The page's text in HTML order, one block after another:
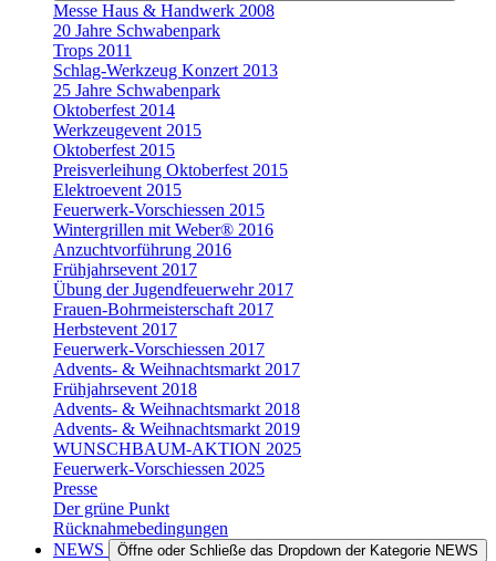
Messe Haus & Handwerk 2008
20 Jahre Schwabenpark
Trops 2011
Schlag-Werkzeug Konzert 2013
25 Jahre Schwabenpark
Oktoberfest 2014
Werkzeugevent 2015
Oktoberfest 2015
Preisverleihung Oktoberfest 2015
Elektroevent 2015
Feuerwerk-Vorschiessen 2015
Wintergrillen mit Weber® 2016
Anzuchtvorführung 2016
Frühjahrsevent 2017
Übung der Jugendfeuerwehr 2017
Frauen-Bohrmeisterschaft 2017
Herbstevent 2017
Feuerwerk-Vorschiessen 2017
Advents- & Weihnachtsmarkt 2017
Frühjahrsevent 2018
Advents- & Weihnachtsmarkt 2018
Advents- & Weihnachtsmarkt 2019
WUNSCHBAUM-AKTION 2025
Feuerwerk-Vorschiessen 2025
Presse
Der grüne Punkt
Rücknahmebedingungen
NEWS
Öffne oder Schließe das Dropdown der Kategorie NEWS